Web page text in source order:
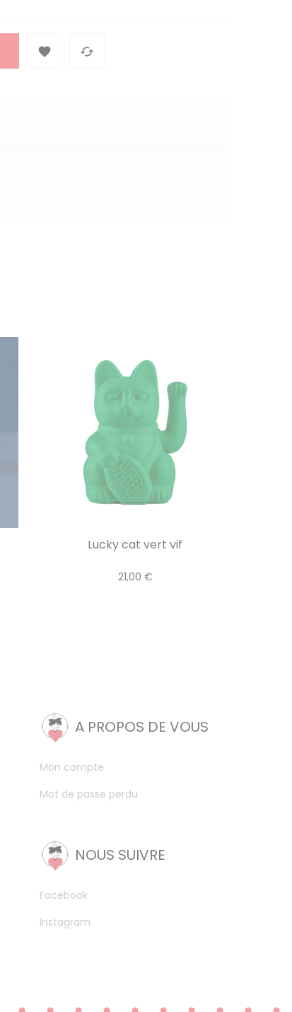
 
Lucky cat vert vif
21,00 €
A PROPOS DE VOUS
Mon compte
Mot de passe perdu
NOUS SUIVRE
Facebook
Instagram